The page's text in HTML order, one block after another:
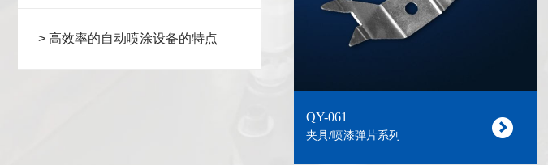
> 高效率的自动喷涂设备的特点
QY-061
夹具/喷漆弹片系列